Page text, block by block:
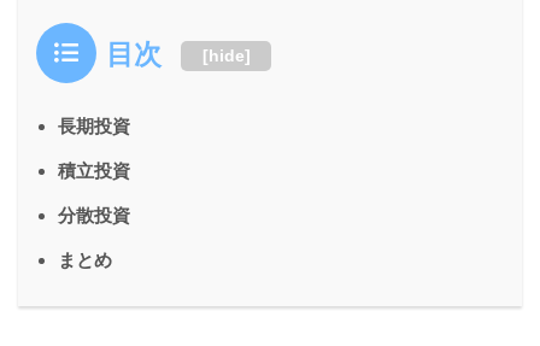
目次 [hide]
長期投資
積立投資
分散投資
まとめ